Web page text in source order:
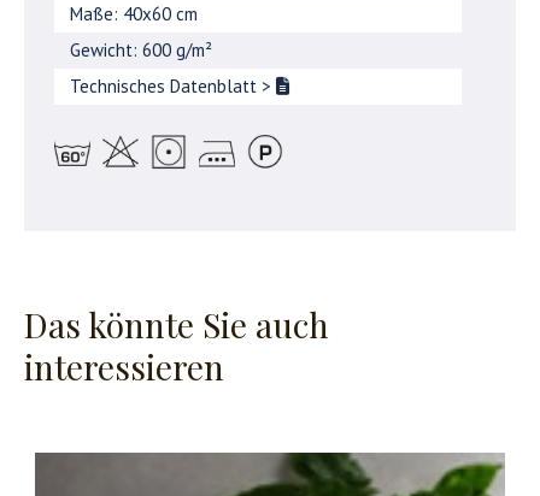
Maße: 40x60 cm
Gewicht: 600 g/m²
Technisches Datenblatt >
Das könnte Sie auch
interessieren